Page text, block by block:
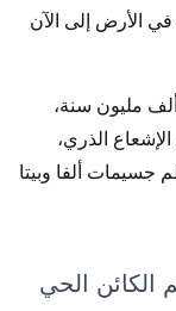
الأرض إلى الآن
-40) يزيد على ألف مليون سنة،
الذري،
جسيمات ألفا وبيتا
الكائن الحي